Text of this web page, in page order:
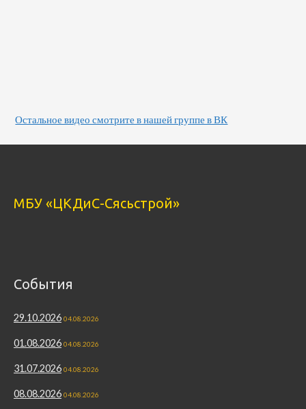
Остальное видео смотрите в нашей группе в ВК
МБУ «ЦКДиС-Сясьстрой»
События
29.10.2026 04.08.2026
01.08.2026 04.08.2026
31.07.2026 04.08.2026
08.08.2026 04.08.2026